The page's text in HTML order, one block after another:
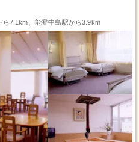
7.1km、能登中島駅から3.9km